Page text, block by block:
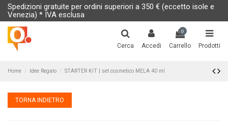
Spedizioni gratuite per ordini superiori a 350 € (eccetto isole e
Venezia) * IVA esclusa
Cerca Accedi
0
Carrello Prodotti
Home Idee Regalo STARTER KIT | set cosmetico MELA 40 ml
TORNA INDIETRO